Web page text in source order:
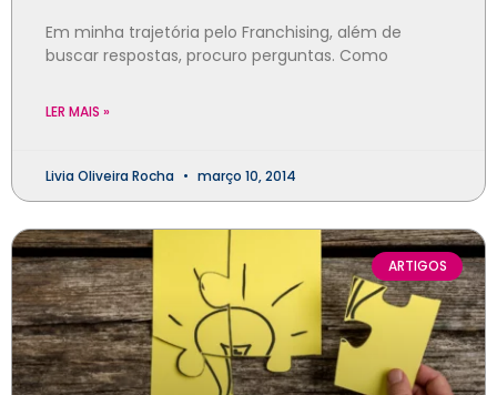
Em minha trajetória pelo Franchising, além de
buscar respostas, procuro perguntas. Como
LER MAIS »
Livia Oliveira Rocha março 10, 2014
ARTIGOS